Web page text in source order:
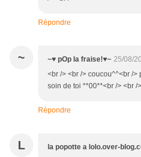
Répondre
~ ~♥ pOp la fraise!♥~ 25/08/
<br /> <br /> coucou^^<br /
soin de toi **00**<br /> <br /
Répondre
L la popotte a lolo.over-